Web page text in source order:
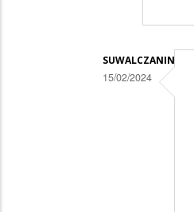
Prostuję.....
SUWALCZANIN
15/02/2024